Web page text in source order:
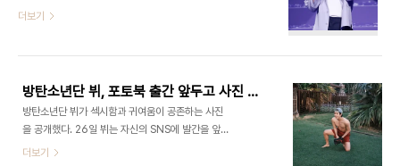
진이 7월 27일 개최되는 '2024 파리 하계 올림픽'
한 방탄소년단은 '21세기 팝 아이콘'으로 불리며 대
중 음악계에 한 획을 그었다. 명실상부한 글로벌 아티
스트로서 입지를 다져온 방탄소년단은 두 차례의
UN 총회 연설, 지난 2017년부터 유니세프한국위원
회와 이어온 'LOVE MYSELF' 캠페인 등을 통해 선
더보기
방탄소년단 뷔, 포토북 출간 앞두고 사진 공개...'장꾸미+섹시미' 반전 매력 심쿵
방탄소년단 뷔가 섹시함과 귀여움이 공존하는 사진
을 공개했다. 26일 뷔는 자신의 SNS에 발간을 앞둔
포토북 사진 일부를 공개했다. 공개된 사진에는 상
더보기